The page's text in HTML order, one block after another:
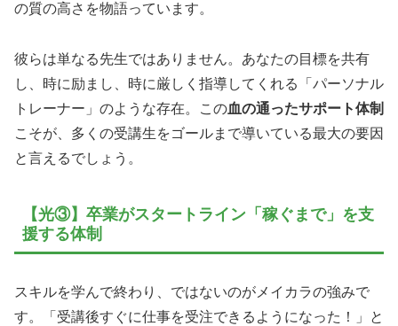
の質の高さを物語っています。
彼らは単なる先生ではありません。あなたの目標を共有
し、時に励まし、時に厳しく指導してくれる「パーソナル
トレーナー」のような存在。この血の通ったサポート体制
こそが、多くの受講生をゴールまで導いている最大の要因
と言えるでしょう。
【光③】卒業がスタートライン「稼ぐまで」を支
援する体制
スキルを学んで終わり、ではないのがメイカラの強みで
す。「受講後すぐに仕事を受注できるようになった！」と